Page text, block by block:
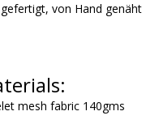
von Hand genäht
mesh fabric 140gms